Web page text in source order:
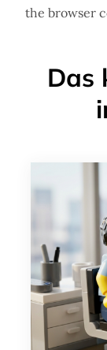
the browser
Das